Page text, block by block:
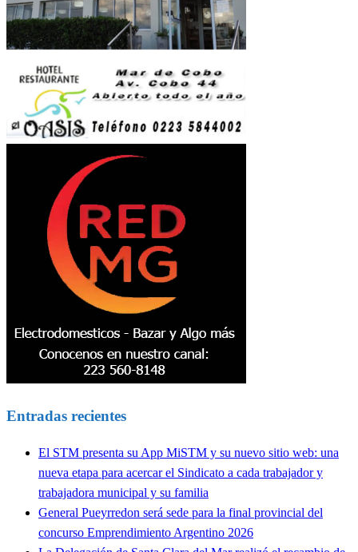
Entradas recientes
El STM presenta su App MiSTM y su nuevo sitio web: una
nueva etapa para acercar el Sindicato a cada trabajador y
trabajadora municipal y su familia
General Pueyrredon será sede para la final provincial del
concurso Emprendimiento Argentino 2026